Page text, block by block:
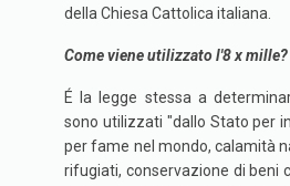
della Chiesa Cattolica italiana.
Come viene utilizzato l'8 x mille?
É la legge stessa a
sono utilizzati "dallo Stato per
per fame nel mondo, calamità
rifugiati, conservazione di beni